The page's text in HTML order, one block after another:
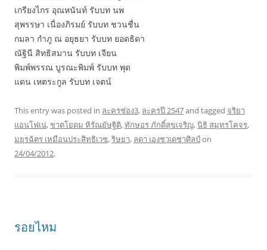
เกรียงไกร อุณหนันท์ รับบท นพ
สุพรรษา เนื่องภิรมย์ รับบท ชวนชื่น
กมลา กำภู ณ อยุธยา รับบท ยอดธิดา
ณัฐินี สิทธิสมาน รับบท เจียน
พิมพ์พรรณ บูรณะพิมพ์ รับบท พุด
แดน เหตระกูล รับบท เจตน์
This entry was posted in ละครช่อง3, ละครปี 2547and tagged จริยา
แอนโฟเน่, ชาตโยดม หิรัณยัษฐิติ,ทักษอร ภักดิ์สุขเจริญ,นิธิ สมุทรโคจร,
มยุรฉัตร เหมือนประสิทธิเวช,ริษยา, ลดา เองชวเดชาศิลป์on
24/04/2012.
รอยไหม